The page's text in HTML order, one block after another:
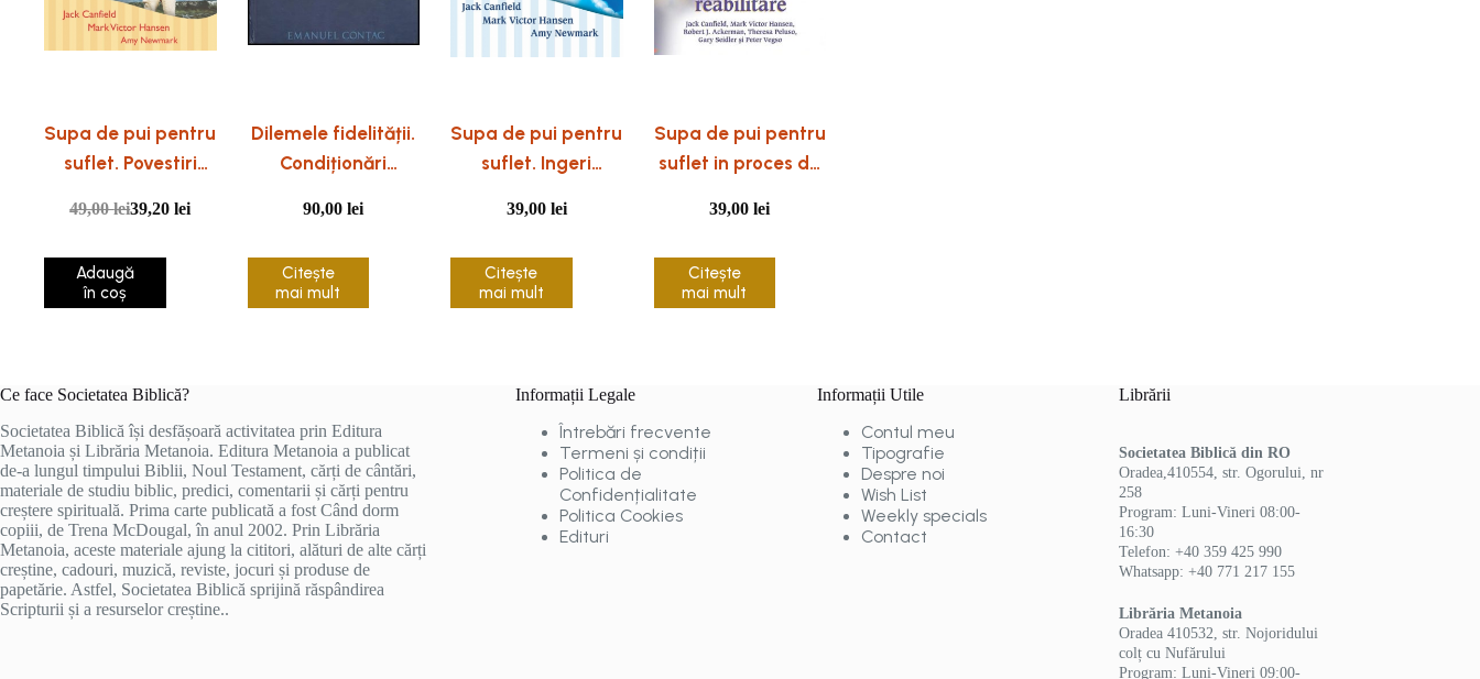
Supa de pui pentru
suflet. Povestiri
49,00lei39,20lei
Adaugă
în coș
Dilemele fidelității.
Condiționări
teologice în
traducerea Noului
Testament
90,00lei
Citește
mai mult
Supa de pui pentru
suflet. Ingeri
39,00 lei
Citește
mai mult
Supa de pui pentru
suflet in proces de
39,00lei
Citește
mai mult
Ce face Societatea Biblică?
Societatea Biblică își desfășoară activitatea prin Editura
Metanoia și Librăria Metanoia. Editura Metanoia a publicat
de-a lungul timpului Biblii, Noul Testament, cărți de cântări,
materiale de studiu biblic, predici, comentarii și cărți pentru
creștere spirituală. Prima carte publicată a fost Când dorm
copiii, de Trena McDougal, în anul 2002. Prin Librăria
Metanoia, aceste materiale ajung la cititori, alături de alte cărți
creștine, cadouri, muzică, reviste, jocuri și produse de
papetărie. Astfel, Societatea Biblică sprijină răspândirea
Scripturii și a resurselor creștine..
Informații Legale
Întrebări frecvente
Termeni și condiții
Politica de
Confidențialitate
Politica Cookies
Edituri
Informații Utile
Contul meu
Tipografie
Despre noi
Wish List
Weekly specials
Contact
Librării
Societatea Biblică din RO
Oradea,410554, str. Ogorului, nr
258
Program: Luni-Vineri 08:00-
16:30
Telefon: +40 359 425 990
Whatsapp: +40 771 217 155
Librăria Metanoia
Oradea 410532, str. Nojoridului
colț cu Nufărului
Program: Luni-Vineri 09:00-